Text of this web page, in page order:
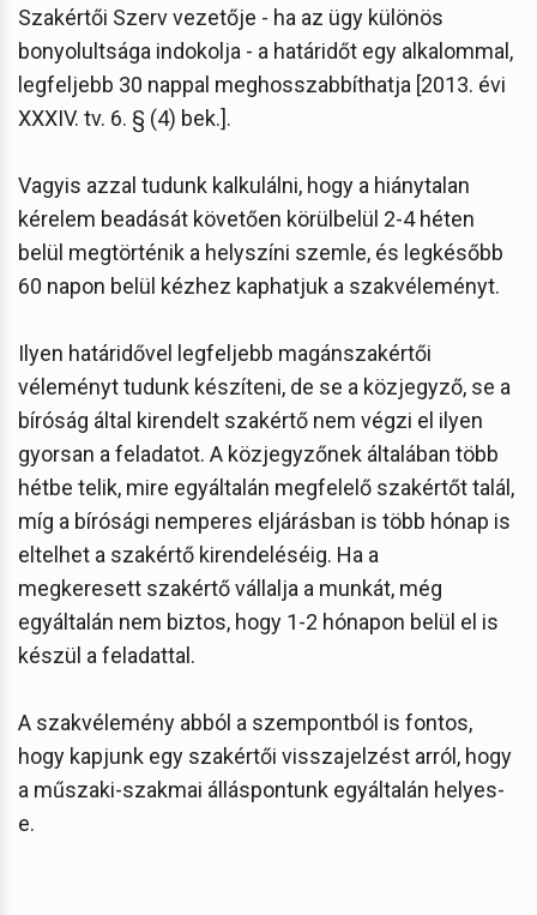
Szakértői Szerv vezetője - ha az ügy különös
bonyolultsága indokolja - a határidőt egy alkalommal,
legfeljebb 30 nappal meghosszabbíthatja [2013. évi
XXXIV. tv. 6. § (4) bek.].
Vagyis azzal tudunk kalkulálni, hogy a hiánytalan
kérelem beadását követően körülbelül 2-4 héten
belül megtörténik a helyszíni szemle, és legkésőbb
60 napon belül kézhez kaphatjuk a szakvéleményt.
Ilyen határidővel legfeljebb magánszakértői
véleményt tudunk készíteni, de se a közjegyző, se a
bíróság által kirendelt szakértő nem végzi el ilyen
gyorsan a feladatot. A közjegyzőnek általában több
hétbe telik, mire egyáltalán megfelelő szakértőt talál,
míg a bírósági nemperes eljárásban is több hónap is
eltelhet a szakértő kirendeléséig. Ha a
megkeresett szakértő vállalja a munkát, még
egyáltalán nem biztos, hogy 1-2 hónapon belül el is
készül a feladattal.
A szakvélemény abból a szempontból is fontos,
hogy kapjunk egy szakértői visszajelzést arról, hogy
a műszaki-szakmai álláspontunk egyáltalán helyes-
e.